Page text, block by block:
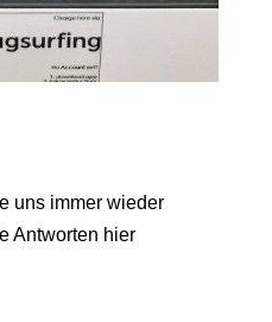
uns immer wieder
Antworten hier